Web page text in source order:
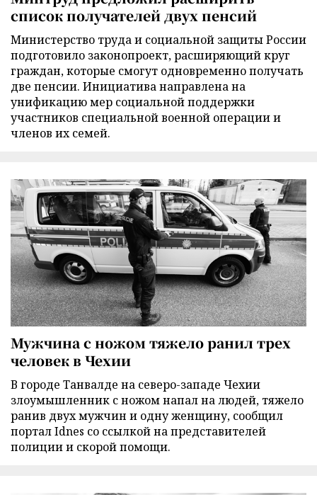
список получателей двух пенсий
Министерство труда и социальной защиты России
подготовило законопроект, расширяющий круг
граждан, которые смогут одновременно получать
две пенсии. Инициатива направлена на
унификацию мер социальной поддержки
участников специальной военной операции и
членов их семей.
Мужчина с ножом тяжело ранил трех
человек в Чехии
В городе Танвалде на северо-западе Чехии
злоумышленник с ножом напал на людей, тяжело
ранив двух мужчин и одну женщину, сообщил
портал Idnes со ссылкой на представителей
полиции и скорой помощи.